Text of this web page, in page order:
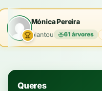
Mónica Pereira
plantou 61 árvores
Queres